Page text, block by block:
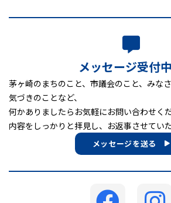
メッセージ受付
茅ヶ崎のまちのこと、市議会のこと、みな
気づきのことなど、
何かありましたらお気軽にお問い合わせくだ
内容をしっかりと拝見し、お返事させていた
メッセージを送る